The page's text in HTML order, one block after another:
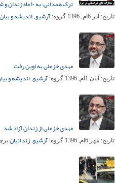
ترک همدانی: به ۱۰ ماه زندان و شلاق با شکایت سعید مرتضوی محکوم شدم
تاریخ: آذر 6ام, 1396 گروه: آرشیو, اندیشه و بیان
مهدی خزعلی به اوین رفت
تاریخ: آبان 1ام, 1396 گروه: آرشیو, اندیشه و
مهدی خزعلی از زندان آزاد شد
تاریخ: مهر 6ام, 1396 گروه: آرشیو, زندانیان